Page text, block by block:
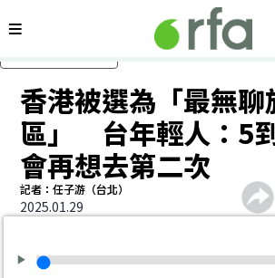
內容分類
香港被選為「最無聊
區」 台年輕人：5
會再想去第二次
記者：任子游（台北）
2025.01.29